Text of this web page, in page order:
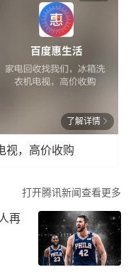
了解详情
视，高价收购
打开腾讯新闻查看更多
再